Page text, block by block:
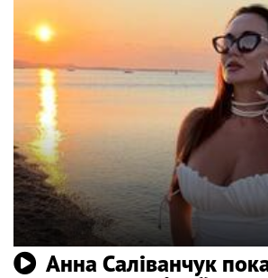
Анна Саліванчук